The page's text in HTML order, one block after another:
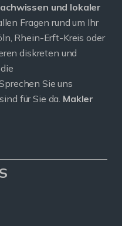
und lokaler
Fragen rund um Ihr
Rhein-Erft-Kreis oder
diskreten und
Sie uns
für Sie da. Makler